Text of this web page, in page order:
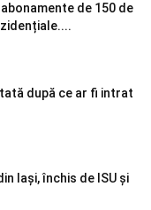
de 150 de
după ce ar fi intrat
Iași, închis de ISU și